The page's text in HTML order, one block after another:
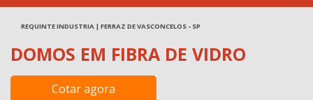
REQUINTE INDUSTRIA | FERRAZ DE VASCONCELOS - SP
DOMOS EM FIBRA DE VIDRO
Cotar agora